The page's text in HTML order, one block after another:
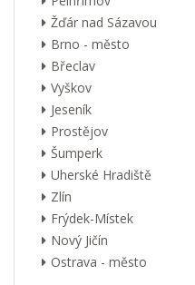
Žďár nad Sázavou
Brno - město
Břeclav
Vyškov
Jeseník
Prostějov
Šumperk
Uherské Hradiště
Zlín
Frýdek-Místek
Nový Jičín
Ostrava - město